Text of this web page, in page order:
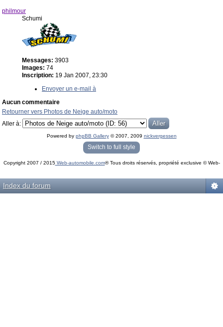
philmour
Schumi
Messages: 3903
Images: 74
Inscription: 19 Jan 2007, 23:30
Envoyer un e-mail à
Aucun commentaire
Retourner vers Photos de Neige auto/moto
Aller à:
Powered by phpBB Gallery© 2007, 2009 nickvergessen
« phpBB Gallery » - Traduction française par
darky
Switch to full style
Copyright 2007 / 2015Web-automobile.com® Tous droits réservés, propriété exclusive © Web-
Index du forum